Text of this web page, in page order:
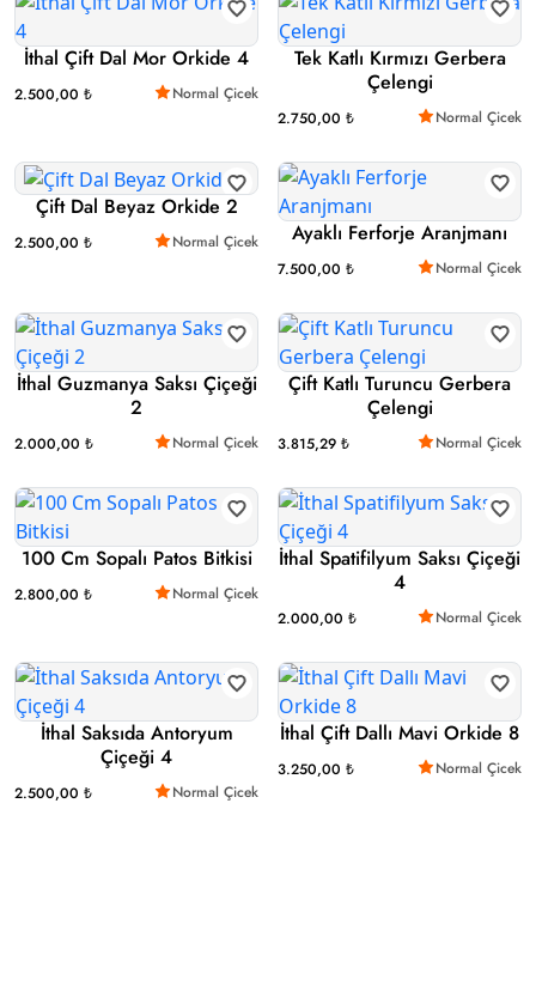
İthal Çift Dal Mor Orkide 4
2.500,00 ₺ Normal Çicek
Tek Katlı Kırmızı Gerbera
Çelengi
2.750,00 ₺ Normal Çicek
Çift Dal Beyaz Orkide 2
2.500,00 ₺ Normal Çicek Ayaklı Ferforje Aranjmanı
7.500,00 ₺ Normal Çicek
İthal Guzmanya Saksı Çiçeği
2
2.000,00 ₺ Normal Çicek
Çift Katlı Turuncu Gerbera
Çelengi
3.815,29 ₺ Normal Çicek
100 Cm Sopalı Patos Bitkisi
2.800,00 ₺ Normal Çicek
İthal Spatifilyum Saksı Çiçeği
4
2.000,00 ₺ Normal Çicek
İthal Saksıda Antoryum
Çiçeği 4
2.500,00 ₺ Normal Çicek
İthal Çift Dallı Mavi Orkide 8
3.250,00 ₺ Normal Çicek